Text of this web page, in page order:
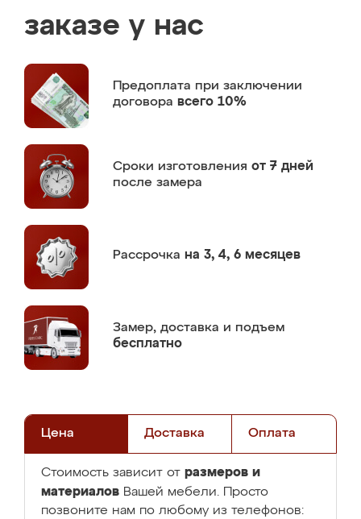
заказе у нас
Предоплата при заключении
договора всего 10%
Сроки изготовления от 7 дней
после замера
Рассрочка на 3, 4, 6 месяцев
Замер, доставка и подъем
бесплатно
Цена Доставка Оплата
Стоимость зависит от размеров и
материалов Вашей мебели. Просто
позвоните нам по любому из телефонов: